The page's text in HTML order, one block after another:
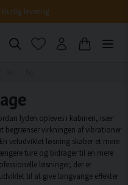
Hurtig levering
lyden opleves i kabinen, især
begrænser virkningen af vibrationer
veludviklet løsning skaber et mere
ture og bidrager til en mere
løsninger, der er
til at give langvarige effekter